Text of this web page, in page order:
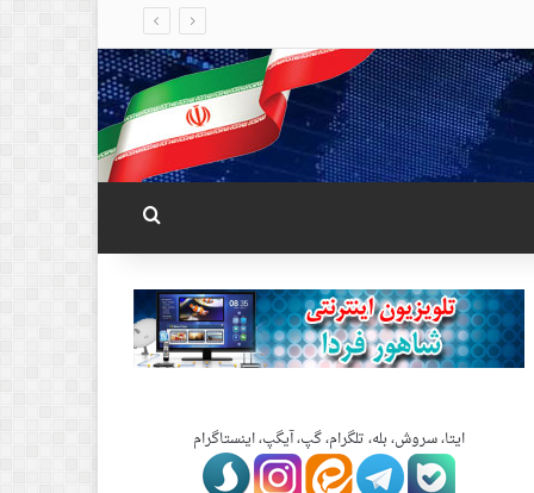
جستجو برای
ایتا، سروش، بله، تلگرام، گپ، آیگپ، اینستاگرام